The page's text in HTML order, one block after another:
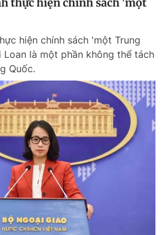
thoại
Liên hệ quảng cáo
0908 780 404
RSS Tòa soạn
hiện chính sách 'một Trung
Loan là một phần không thể tách
Quốc.